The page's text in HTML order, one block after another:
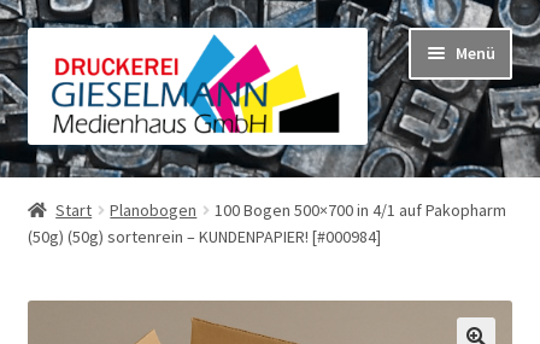
Zur
Navigation
springen
Zum
Inhalt
springen
Menü
Shop
Warenkorb
Mein Konto
Start Planobogen
100 Bogen 500×700 in 4/1 auf Pakopharm
(50g) (50g) sortenrein – KUNDENPAPIER! [#000984]